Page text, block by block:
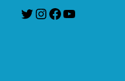
TwitterInstagram
Facebook